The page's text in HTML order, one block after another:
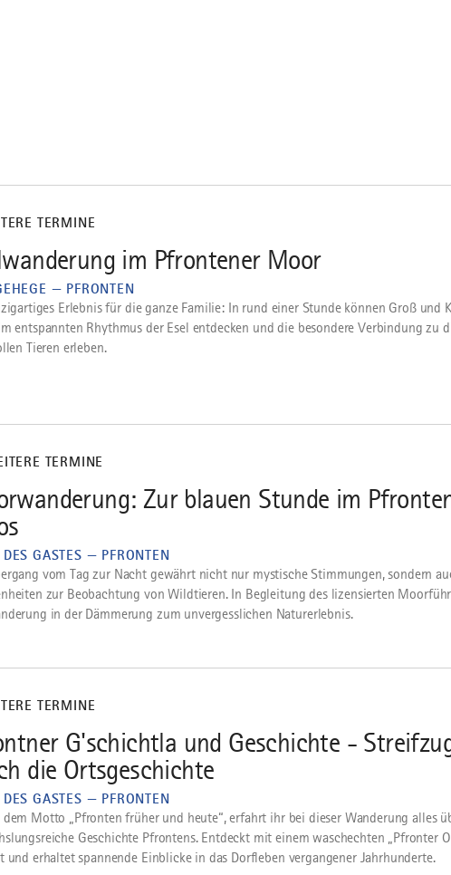
TERMINE
im Pfrontener Moor
— PFRONTEN
Erlebnis für die ganze Familie: In rund einer Stunde können Groß und
entspannten Rhythmus der Esel entdecken und die besondere Verbindung zu
Tieren erleben.
TERMINE
Zur blauen Stunde im
GASTES — PFRONTEN
vom Tag zur Nacht gewährt nicht nur mystische Stimmungen, sondern
zur Beobachtung von Wildtieren. In Begleitung des lizensierten
in der Dämmerung zum unvergesslichen Naturerlebnis.
TERMINE
G'schichtla und Geschichte -
die Ortsgeschichte
GASTES — PFRONTEN
dem Motto „Pfronten früher und heute“, erfahrt ihr bei dieser Wanderung alles
Geschichte Pfrontens. Entdeckt mit einem waschechten „Pfronter
und erhaltet spannende Einblicke in das Dorfleben vergangener Jahrhunderte.